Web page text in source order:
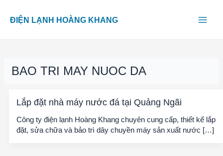
content
ĐIỆN LẠNH HOÀNG KHANG
BAO TRI MAY NUOC DA
Lắp đặt nhà máy nước đá tại Quảng Ngãi
Công ty điện lạnh Hoàng Khang chuyên cung cấp, thiết kế lắp
đặt, sửa chữa và bảo trì dây chuyền máy sản xuất nước […]